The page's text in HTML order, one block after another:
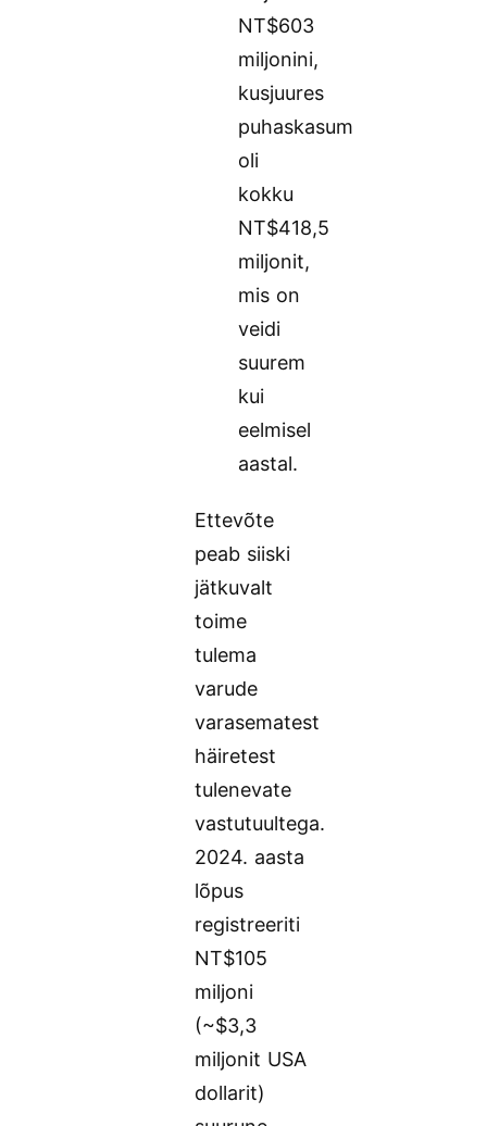
NT$603
miljonini,
kusjuures
puhaskasum
oli
kokku
NT$418,5
miljonit,
mis on
veidi
suurem
kui
eelmisel
aastal.
Ettevõte
peab siiski
jätkuvalt
toime
tulema
varude
varasematest
häiretest
tulenevate
vastutuultega.
2024. aasta
lõpus
registreeriti
NT$105
miljoni
(~$3,3
miljonit USA
dollarit)